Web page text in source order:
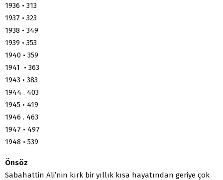
1936 • 313
1937 • 323
1938 • 349
1939 • 353
1940 • 359
1941 • 363
1943 • 383
1944 . 403
1945 • 419
1946 . 463
1947 • 497
1948 • 539
Önsöz
Sabahattin Ali’nin kırk bir yıllık kısa hayatından geriye çok